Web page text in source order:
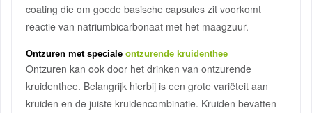
coating die om goede basische capsules zit voorkomt
reactie van natriumbicarbonaat met het maagzuur.
Ontzuren met speciale ontzurende kruidenthee
Ontzuren kan ook door het drinken van ontzurende
kruidenthee. Belangrijk hierbij is een grote variëteit aan
kruiden en de juiste kruidencombinatie. Kruiden bevatten